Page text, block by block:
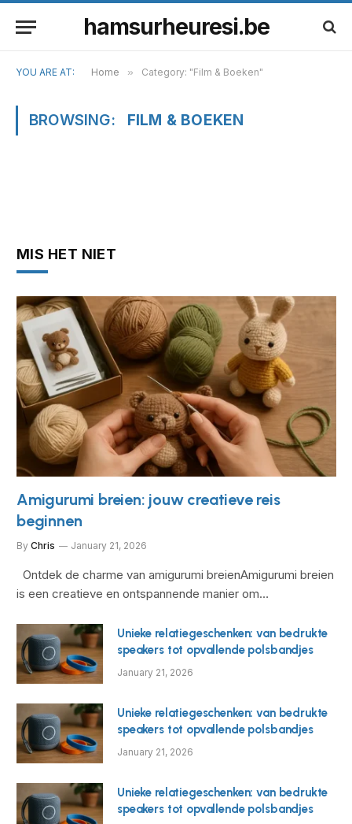
hamsurheuresi.be
YOU ARE AT: Home » Category: "Film & Boeken"
BROWSING: FILM & BOEKEN
MIS HET NIET
Amigurumi breien: jouw creatieve reis
beginnen
By Chris January 21, 2026
Ontdek de charme van amigurumi breienAmigurumi breien
is een creatieve en ontspannende manier om…
Unieke relatiegeschenken: van bedrukte
speakers tot opvallende polsbandjes
January 21, 2026
Unieke relatiegeschenken: van bedrukte
speakers tot opvallende polsbandjes
January 21, 2026
Unieke relatiegeschenken: van bedrukte
speakers tot opvallende polsbandjes